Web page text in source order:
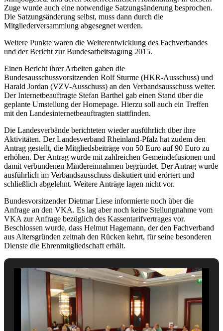
Zuge wurde auch eine notwendige Satzungsänderung besprochen.
Die Satzungsänderung selbst, muss dann durch die
Mitgliederversammlung abgesegnet werden.
Weitere Punkte waren die Weiterentwicklung des Fachverbandes
und der Bericht zur Bundesarbeitstagung 2015.
Einen Bericht ihrer Arbeiten gaben die
Bundesausschussvorsitzenden Rolf Sturme (HKR-Ausschuss) und
Harald Jordan (VZV-Ausschuss) an den Verbandsausschuss weiter.
Der Internetbeauftragte Stefan Barthel gab einen Stand über die
geplante Umstellung der Homepage. Hierzu soll auch ein Treffen
mit den Landesinternetbeauftragten stattfinden.
Die Landesverbände berichteten wieder ausführlich über ihre
Aktivitäten. Der Landesverband Rheinland-Pfalz hat zudem den
Antrag gestellt, die Mitgliedsbeiträge von 50 Euro auf 90 Euro zu
erhöhen. Der Antrag wurde mit zahlreichen Gemeindefusionen und
damit verbundenen Mindereinnahmen begründet. Der Antrag wurde
ausführlich im Verbandsausschuss diskutiert und erörtert und
schließlich abgelehnt. Weitere Anträge lagen nicht vor.
Bundesvorsitzender Dietmar Liese informierte noch über die
Anfrage an den VKA. Es lag aber noch keine Stellungnahme vom
VKA zur Anfrage bezüglich des Kassentarifvertrages vor.
Beschlossen wurde, dass Helmut Hagemann, der den Fachverband
aus Altersgründen zeitnah den Rücken kehrt, für seine besonderen
Dienste die Ehrenmitgliedschaft erhält.